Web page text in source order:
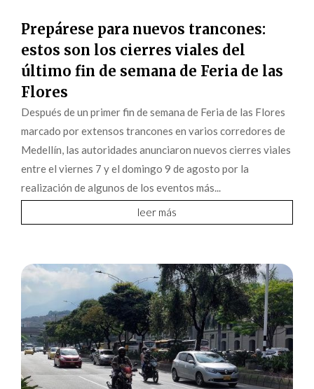
Prepárese para nuevos trancones:
estos son los cierres viales del
último fin de semana de Feria de las
Flores
Después de un primer fin de semana de Feria de las Flores
marcado por extensos trancones en varios corredores de
Medellín, las autoridades anunciaron nuevos cierres viales
entre el viernes 7 y el domingo 9 de agosto por la
realización de algunos de los eventos más...
leer más